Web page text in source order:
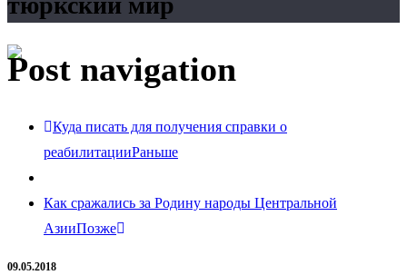
Post navigation
Куда писать для получения справки о
реабилитацииРаньше
Как сражались за Родину народы Центральной
АзииПозже
09.05.2018